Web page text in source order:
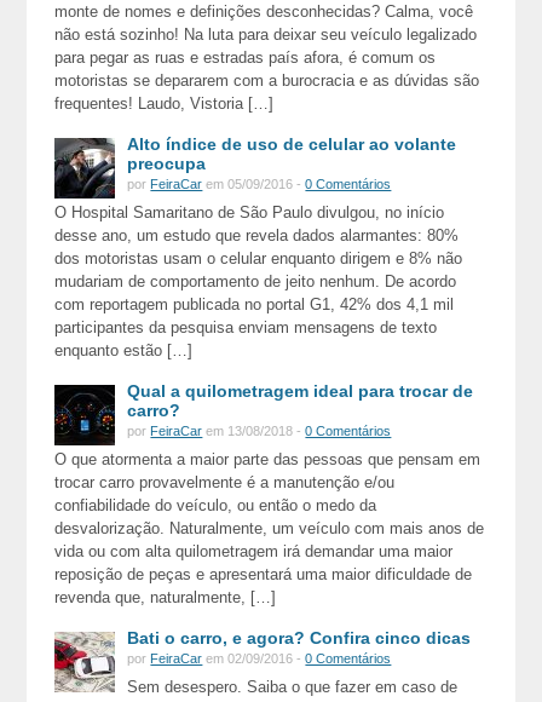
monte de nomes e definições desconhecidas? Calma, você
não está sozinho! Na luta para deixar seu veículo legalizado
para pegar as ruas e estradas país afora, é comum os
motoristas se depararem com a burocracia e as dúvidas são
frequentes! Laudo, Vistoria […]
Alto índice de uso de celular ao volante
preocupa
por FeiraCar em 05/09/2016 -0 Comentários
O Hospital Samaritano de São Paulo divulgou, no início
desse ano, um estudo que revela dados alarmantes: 80%
dos motoristas usam o celular enquanto dirigem e 8% não
mudariam de comportamento de jeito nenhum. De acordo
com reportagem publicada no portal G1, 42% dos 4,1 mil
participantes da pesquisa enviam mensagens de texto
enquanto estão […]
Qual a quilometragem ideal para trocar de
carro?
por FeiraCar em 13/08/2018 -0 Comentários
O que atormenta a maior parte das pessoas que pensam em
trocar carro provavelmente é a manutenção e/ou
confiabilidade do veículo, ou então o medo da
desvalorização. Naturalmente, um veículo com mais anos de
vida ou com alta quilometragem irá demandar uma maior
reposição de peças e apresentará uma maior dificuldade de
revenda que, naturalmente, […]
Bati o carro, e agora? Confira cinco dicas
por FeiraCar em 02/09/2016 -0 Comentários
Sem desespero. Saiba o que fazer em caso de